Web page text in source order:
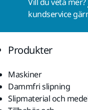
kundservice
Produkter
Maskiner
Dammfri slipning
Slipmaterial och